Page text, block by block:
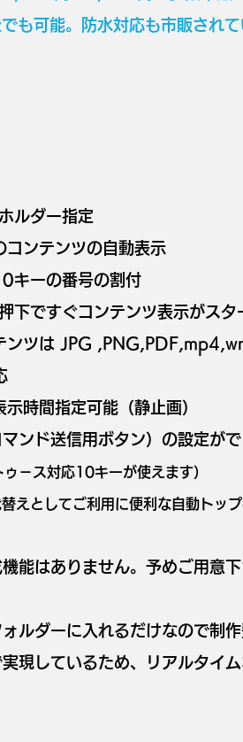
。防水対応も市販されて
ルダー指定
コンテンツの自動表示
キーの番号の割付
下ですぐコンテンツ表示がスタ
ンツは JPG
示時間指定可能（静止画）
ンド送信用ボタン）の設定がで
ゥ－ス対応10キーが使えます）
えとしてご利用に便利な自動トッ
能はありません。予めご用意下
ルダーに入れるだけなので制
現しているため、リアルタイム